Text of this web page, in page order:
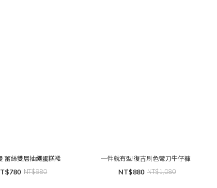
專屬浪漫 蕾絲雙層抽繩蛋糕裙
NT$980
一件就有型!復古刷色彎刀牛仔褲
NT$880 NT$1,080